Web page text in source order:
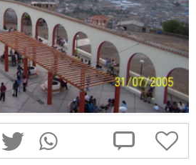
T  